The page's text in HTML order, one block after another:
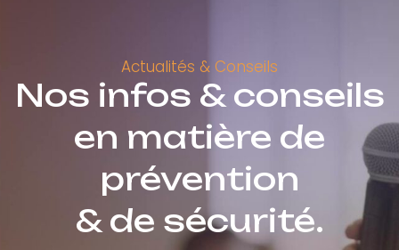
Actualités & Conseils
Nos infos & conseils
en matière de
prévention
& de sécurité.